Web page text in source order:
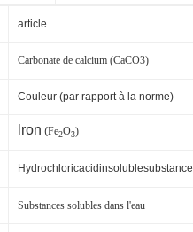
article
Carbonate de calcium (CaCO3)
Couleur (par rapport à la norme)
lron (Fe2O3)
Hydrochloricacidinsolublesubstance
Substances solubles dans l'eau